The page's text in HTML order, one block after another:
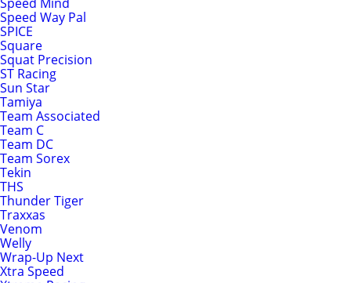
Speed Way Pal
SPICE
Square
Squat Precision
ST Racing
Sun Star
Tamiya
Team Associated
Team C
Team DC
Team Sorex
Tekin
THS
Thunder Tiger
Traxxas
Venom
Welly
Wrap-Up Next
Xtra Speed